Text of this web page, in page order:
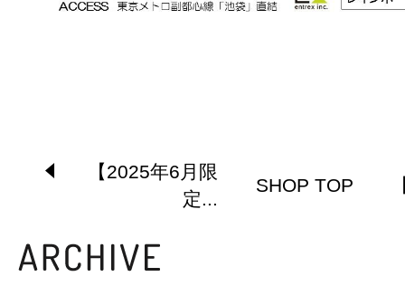
【2025年6月限
定...
SHOP TOP